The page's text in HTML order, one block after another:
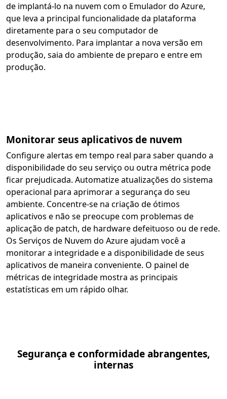
de implantá-lo na nuvem com o Emulador do Azure,
que leva a principal funcionalidade da plataforma
diretamente para o seu computador de
desenvolvimento. Para implantar a nova versão em
produção, saia do ambiente de preparo e entre em
produção.
Monitorar seus aplicativos de nuvem
Configure alertas em tempo real para saber quando a
disponibilidade do seu serviço ou outra métrica pode
ficar prejudicada. Automatize atualizações do sistema
operacional para aprimorar a segurança do seu
ambiente. Concentre-se na criação de ótimos
aplicativos e não se preocupe com problemas de
aplicação de patch, de hardware defeituoso ou de rede.
Os Serviços de Nuvem do Azure ajudam você a
monitorar a integridade e a disponibilidade de seus
aplicativos de maneira conveniente. O painel de
métricas de integridade mostra as principais
estatísticas em um rápido olhar.
Segurança e conformidade abrangentes,
internas